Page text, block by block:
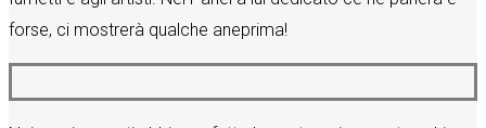
forse, ci mostrerà qualche aneprima!